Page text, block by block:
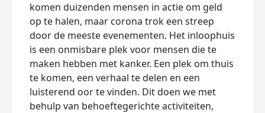
komen duizenden mensen in actie om geld
op te halen, maar corona trok een streep
door de meeste evenementen. Het inloophuis
is een onmisbare plek voor mensen die te
maken hebben met kanker. Een plek om thuis
te komen, een verhaal te delen en een
luisterend oor te vinden. Dit doen we met
behulp van behoeftegerichte activiteiten,